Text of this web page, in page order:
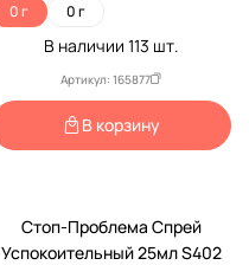
0 г 0 г
В наличии 113 шт.
Артикул: 165877
В корзину
Стоп-Проблема Спрей
Успокоительный 25мл S402